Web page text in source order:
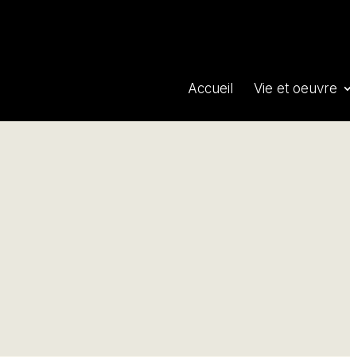
Accueil Vie et oeuvre